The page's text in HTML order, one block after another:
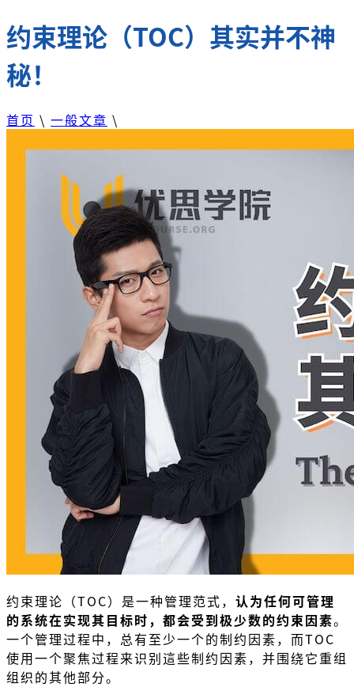
约束理论（TOC）其实并不神
秘！
首页 \ 一般文章 \
约束理论（TOC）是一种管理范式， 认为任何可管理
的系统在实现其目标时，都会受到极少数的约束因素。
一个管理过程中，总有至少一个的制约因素，而TOC
使用一个聚焦过程来识别這些制约因素，并围绕它重组
组织的其他部分。